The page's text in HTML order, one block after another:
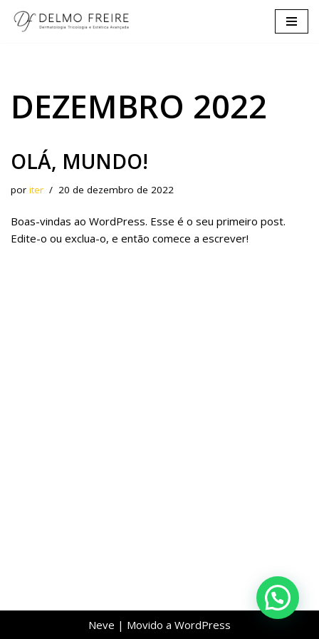
DEZEMBRO 2022
OLÁ, MUNDO!
por iter 20 de dezembro de 2022
Boas-vindas ao WordPress. Esse é o seu primeiro post.
Edite-o ou exclua-o, e então comece a escrever!
Neve | Movido a WordPress